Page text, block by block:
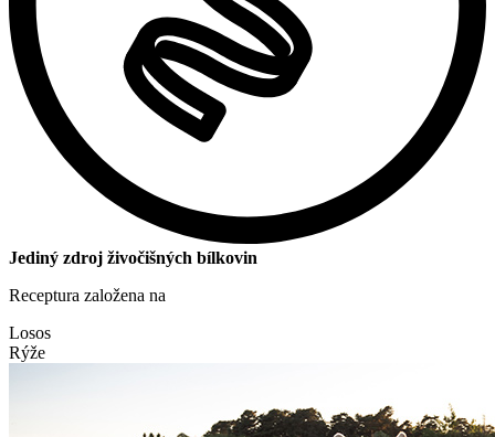
Jediný zdroj živočišných bílkovin
Receptura založena na
Losos
Rýže